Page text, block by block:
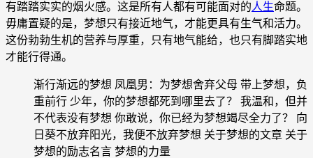
有踏踏实实的烟火感。这是所有人都有可能面对的人生命题。
毋庸置疑的是，梦想只有接近地气，才能更具有生气和活力。
这份勃勃生机的营养与厚重，只有地气能给，也只有脚踏实地
才能行得通。
渐行渐远的梦想 凤凰男：为梦想舍弃父母 带上梦想，负
重前行 少年，你的梦想都死到哪里去了？ 我温和，但并
不代表没有梦想 你敢说，你已经为梦想竭尽全力了？ 向
日葵不放弃阳光，我便不放弃梦想 关于梦想的文章 关于
梦想的励志名言 梦想的力量